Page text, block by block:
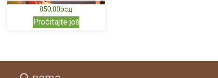
850,00рсд
Pročitajte još